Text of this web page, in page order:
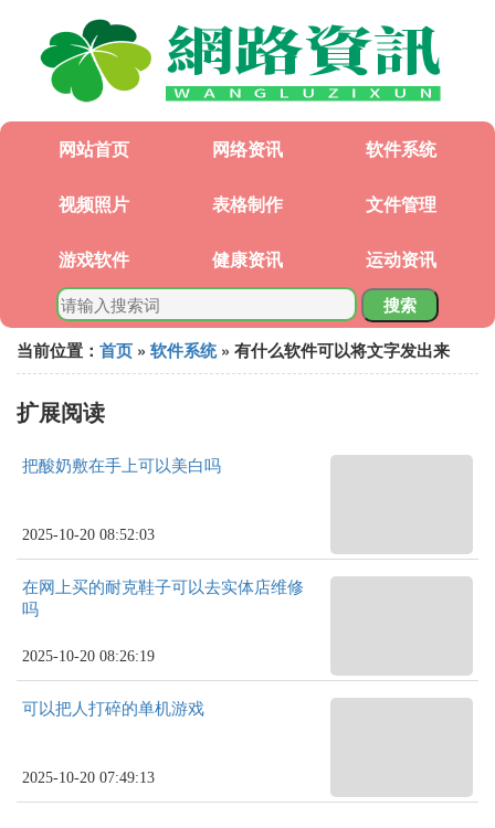
网站首页 网络资讯 软件系统
视频照片 表格制作 文件管理
游戏软件 健康资讯 运动资讯
搜索
当前位置： 首页 » 软件系统» 有什么软件可以将文字发出来
扩展阅读
把酸奶敷在手上可以美白吗
2025-10-20 08:52:03
在网上买的耐克鞋子可以去实体店维修
吗
2025-10-20 08:26:19
可以把人打碎的单机游戏
2025-10-20 07:49:13